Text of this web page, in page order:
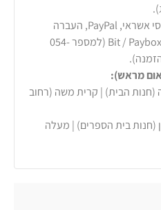
כרטיסי אשראי, PayPal, העברה
בנקאית או באפליקציות Bit / Paybox (למספר 054-
מראש):
(חנות הבית) | קרית משה (רחוב
(חנות בית הספרים) | מעלה